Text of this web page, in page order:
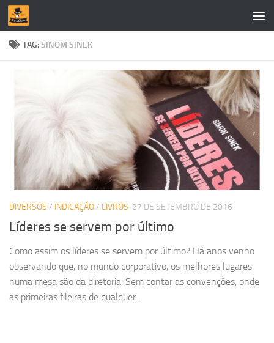
Skip to content
TAG:SINOM SINEK
DIVERSOS / INDICAÇÃO/ LIVROS 27 DE SETEMBRO DE 2016
Líderes se servem por último
Como assim os líderes se servem por último? Há anos venho
observando que, no mundo corporativo, os melhores lugares
numa mesa são da diretoria. Sem contar as convenções, onde
as primeiras fileiras de qualquer...